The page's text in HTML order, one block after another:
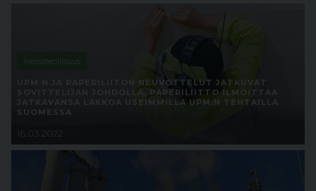
Metsäteollisuus
UPM:N JA PAPERILIITON NEUVOTTELUT JATKUVAT
SOVITTELIJAN JOHDOLLA, PAPERILIITTO ILMOITTAA
JATKAVANSA LAKKOA USEIMMILLA UPM:N TEHTAILLA
SUOMESSA
16.03.2022